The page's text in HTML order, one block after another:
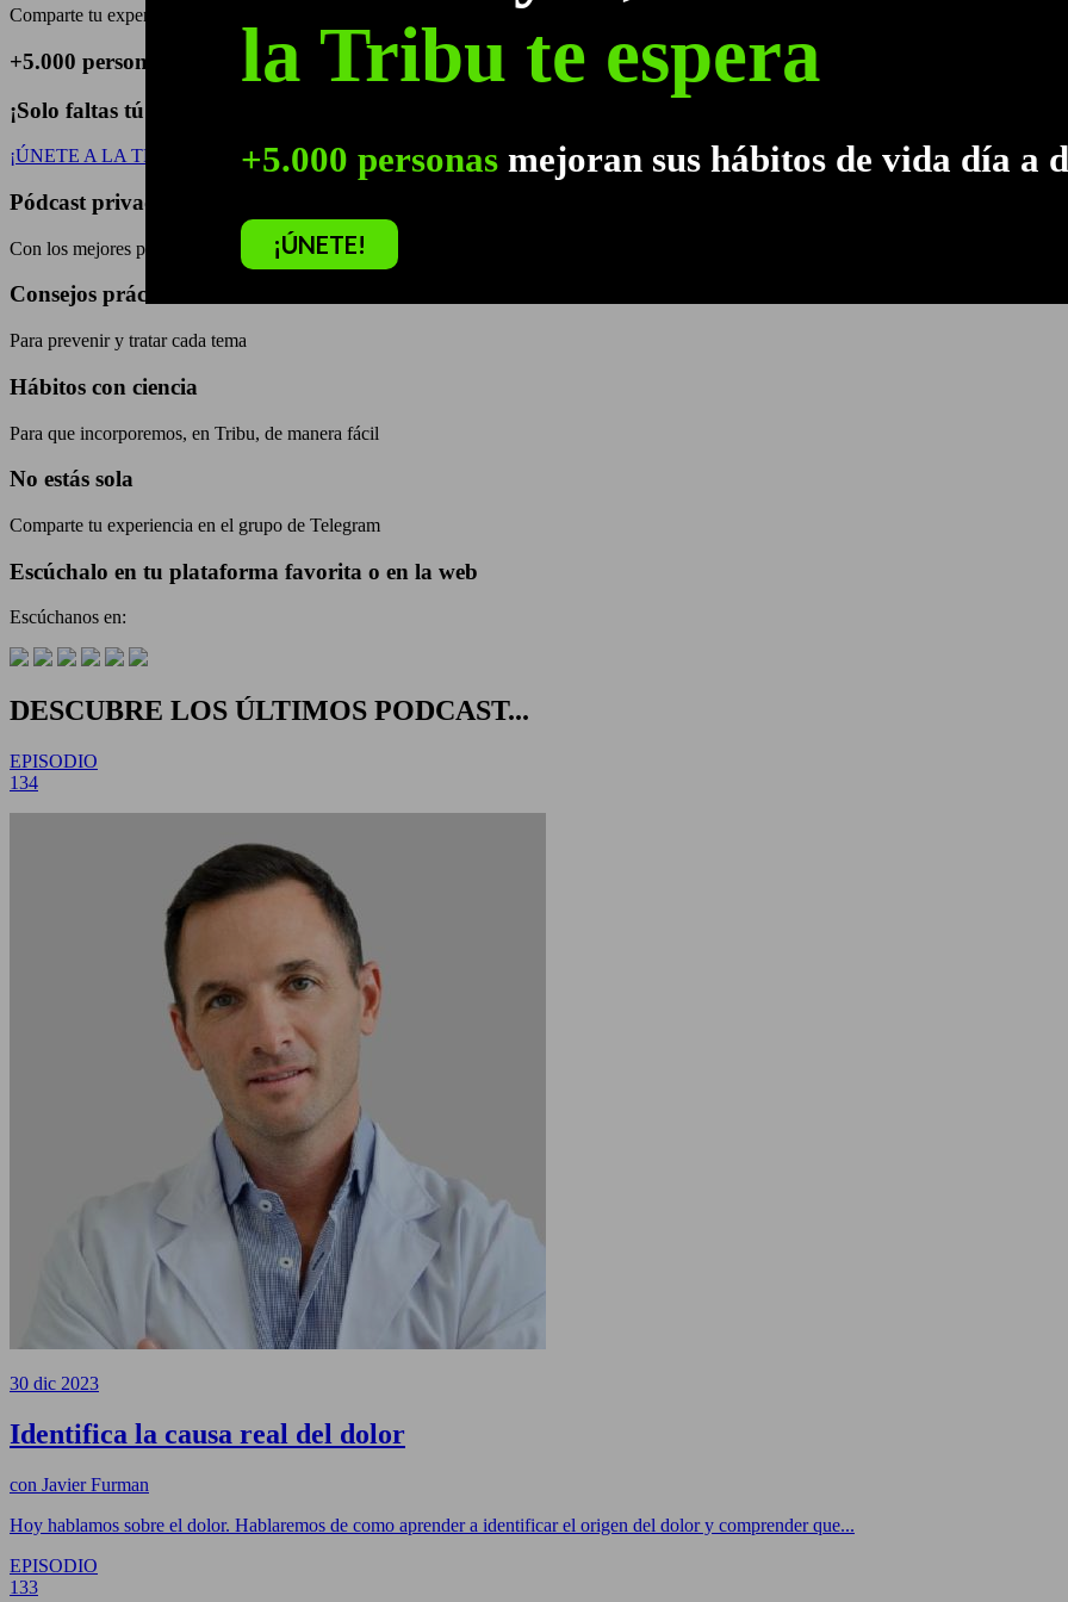
Comparte tu experiencia en el grupo de Telegram
+5.000 personas
mejoran sus hábitos de vidad día a día
¡Solo faltas tú!
¡ÚNETE A LA TRIBU!
Pódcast privado
Con los mejores profesionales
Consejos prácticos
Para prevenir y tratar cada tema
Hábitos con ciencia
Para que incorporemos, en Tribu, de manera fácil
No estás sola
Comparte tu experiencia en el grupo de Telegram
Escúchalo en tu plataforma favorita o en la web
Escúchanos en:
DESCUBRE LOS ÚLTIMOS PODCAST...
EPISODIO
134
30 dic 2023
Identifica la causa real del dolor
con Javier Furman
Hoy hablamos sobre el dolor. Hablaremos de como aprender a identificar el origen del dolor y comprender que...
EPISODIO
133
la Tribu te espera
+5.000 personas mejoran sus hábitos de vida día a
¡ÚNETE!